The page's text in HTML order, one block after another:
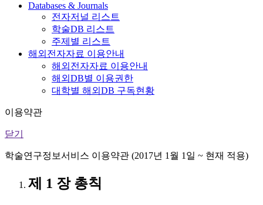
Databases & Journals
전자저널 리스트
학술DB 리스트
주제별 리스트
해외전자자료 이용안내
해외전자자료 이용안내
해외DB별 이용권한
대학별 해외DB 구독현황
이용약관
닫기
학술연구정보서비스 이용약관 (2017년 1월 1일 ~ 현재 적용)
제 1 장 총칙